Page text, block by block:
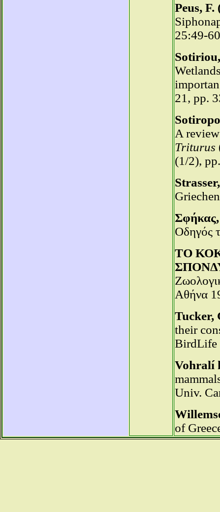
Peus, F.
25:49-60
21, pp.
A
Triturus
(1/2),
Οδηγός
ΤΟ
Αθήνα
Tucker,
their
BirdLife
Vohralí
Univ.
of